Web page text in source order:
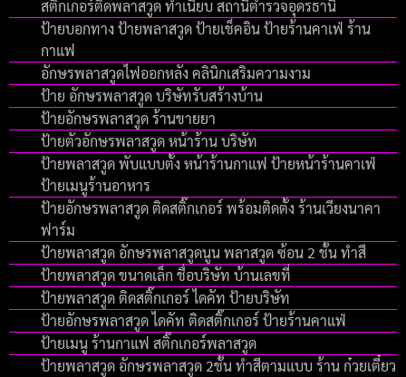
สติ๊กเกอร์ติดพลาสวูด ทำเนียบ สถานีตำรวจอุดรธานี
ป้ายบอกทาง ป้ายพลาสวูด ป้ายเช็คอิน ป้ายร้านคาเฟ่ ร้าน
กาแฟ
อักษรพลาสวูดไฟออกหลัง คลินิกเสริมความงาม
ป้าย อักษรพลาสวูด บริษัทรับสร้างบ้าน
ป้ายอักษรพลาสวูด ร้านขายยา
ป้ายตัวอักษรพลาสวูด หน้าร้าน บริษัท
ป้ายพลาสวูด พับแบบตั้ง หน้าร้านกาแฟ ป้ายหน้าร้านคาเฟ่
ป้ายเมนูร้านอาหาร
ป้ายอักษรพลาสวูด ติดสติ๊กเกอร์ พร้อมติดตั้ง ร้านเวียงนาคา
ฟาร์ม
ป้ายพลาสวูด อักษรพลาสวูดนูน พลาสวูด ซ้อน 2 ชั้น ทำสี
ป้ายพลาสวูด ขนาดเล็ก ชื่อบริษัท บ้านเลขที่
ป้ายพลาสวูด ติดสติ๊กเกอร์ ไดคัท ป้ายบริษัท
ป้ายอักษรพลาสวูด ไดคัท ติดสติ๊กเกอร์ ป้ายร้านคาแฟ่
ป้ายเมนู ร้านกาแฟ สติ๊กเกอร์พลาสวูด
ป้ายพลาสวูด อักษรพลาสวูด 2ชั้น ทำสีตามแบบ ร้าน ก๋วยเตี๋ยว